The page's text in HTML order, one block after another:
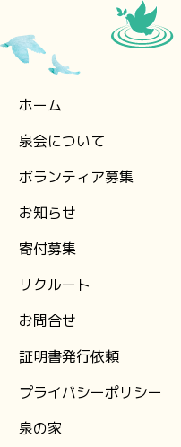
ホーム
泉会について
ボランティア募集
お知らせ
⁨寄付募集
リクルート
お問合せ
証明書発行依頼
プライバシーポリシー
泉の家